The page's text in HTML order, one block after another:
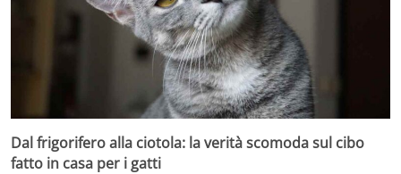
Dal frigorifero alla ciotola: la verità scomoda sul cibo
fatto in casa per i gatti